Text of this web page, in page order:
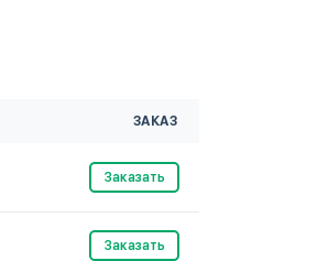
ЗАКАЗ
Заказать
Заказать